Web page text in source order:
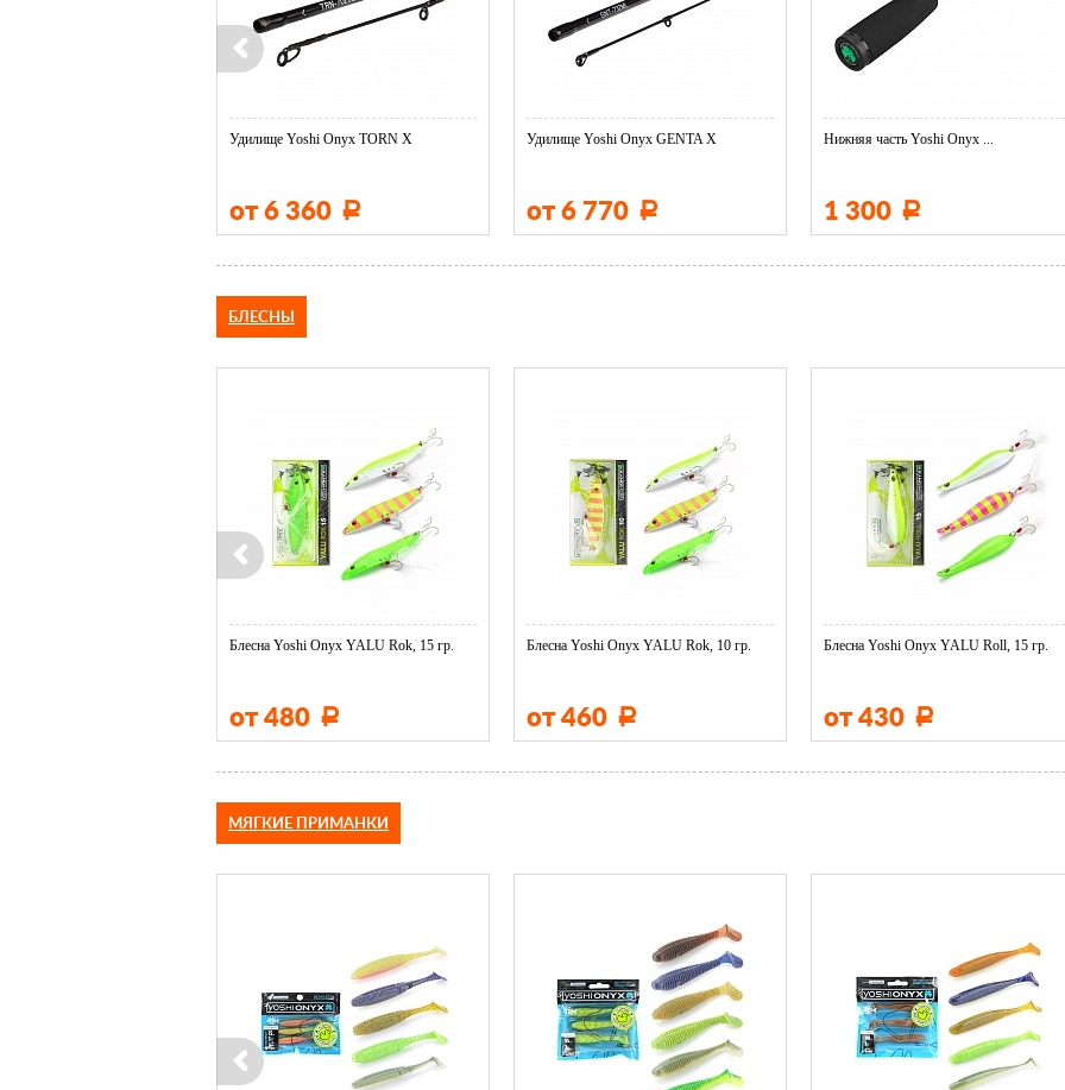
Удилище Yoshi Onyx TORN X
от 6 360 Р
Удилище Yoshi Onyx GENTA X
от 6 770 Р
Нижняя часть Yoshi Onyx ...
1 300 Р
БЛЕСНЫ
Блесна Yoshi Onyx YALU Rok, 15 гр.
от 480 Р
Блесна Yoshi Onyx YALU Rok, 10 гр.
от 460 Р
Блесна Yoshi Onyx YALU Roll, 15 гр.
от 430 Р
МЯГКИЕ ПРИМАНКИ